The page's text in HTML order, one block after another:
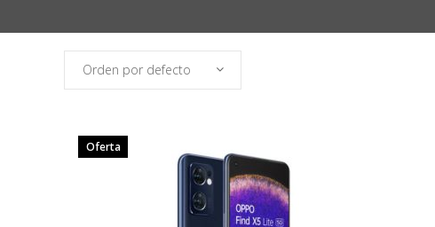
Orden por defecto
Oferta